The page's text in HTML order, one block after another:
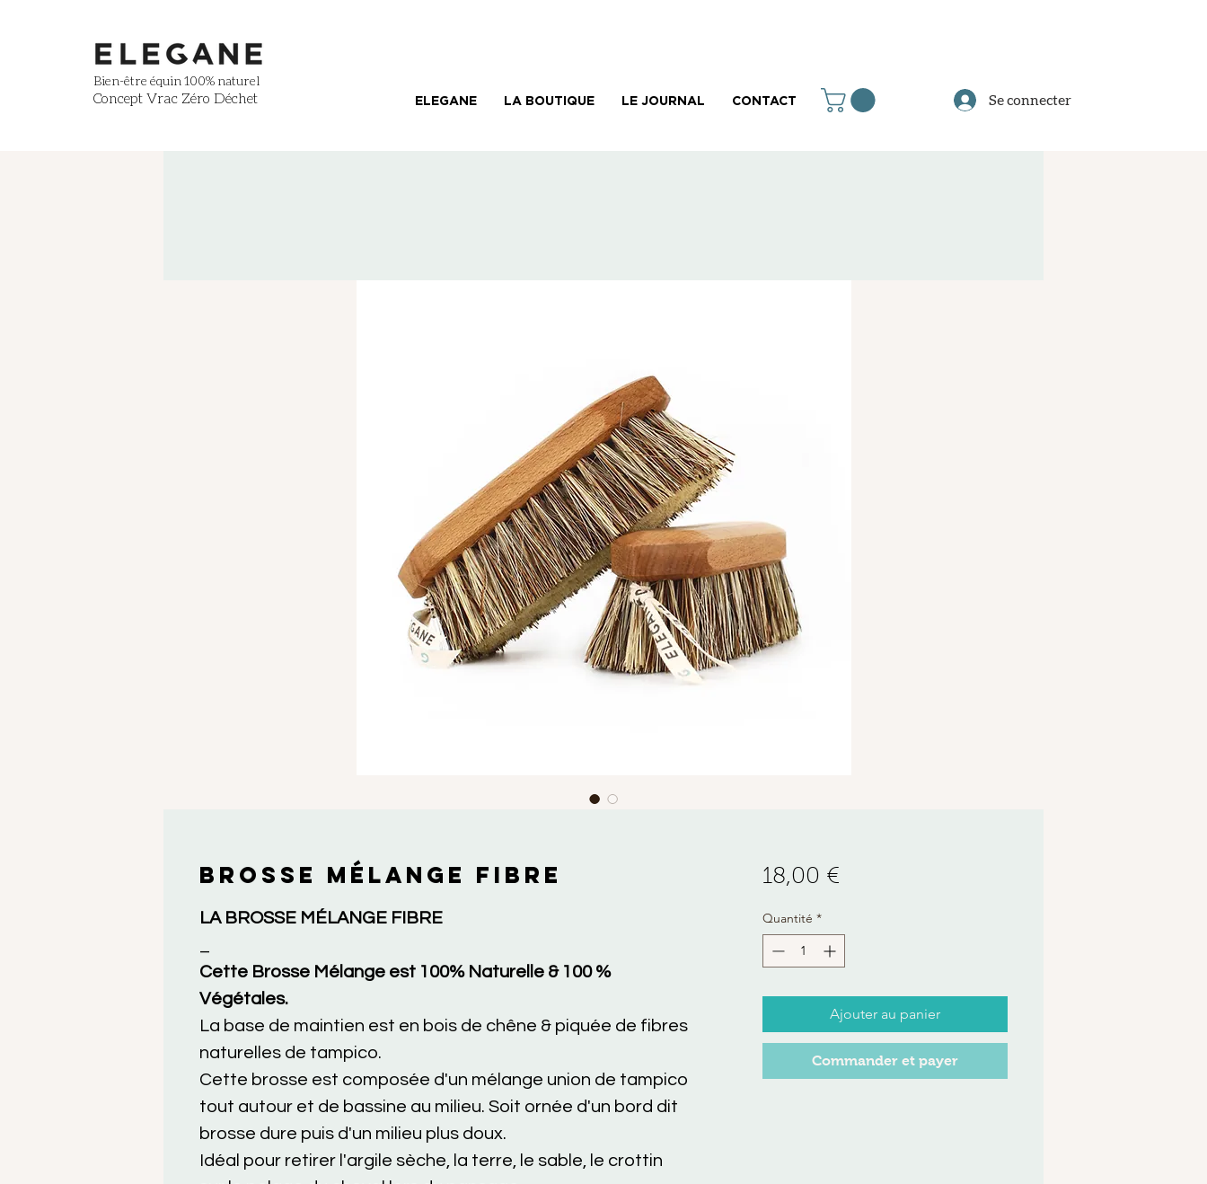
Bien-être équin 100% naturel
Concept Vrac Zéro Déchet ELEGANE LA BOUTIQUE LE JOURNAL CONTACT Se connecter
BROSSE MÉLANGE FIBRE
LA BROSSE MÉLANGE FIBRE
Cette Brosse Mélange est 100% Naturelle & 100 %
Végétales.
La base de maintien est en bois de chêne & piquée de fibres
naturelles de tampico.
Cette brosse est composée d'un mélange union de tampico
tout autour et de bassine au milieu. Soit ornée d'un bord dit
brosse dure puis d'un milieu plus doux.
Idéal pour retirer l'argile sèche, la terre, le sable, le crottin
18,00 €Prix
Quantité *
Ajouter au panier
Commander et payer